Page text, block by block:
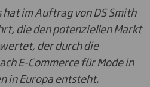
im Auftrag von DS Smith
die den potenziellen Markt
der durch die
E-Commerce für Mode in
in Europa entsteht.